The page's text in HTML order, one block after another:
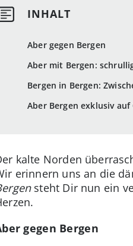
Aber gegen Bergen
Aber mit Bergen:
Bergen in Bergen:
Aber Bergen exklusiv auf
kalte Norden
erinnern uns an die
steht Dir nun ein
gegen Bergen